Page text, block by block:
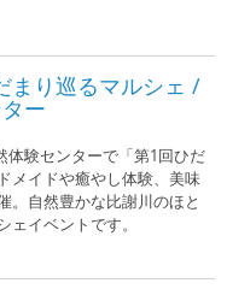
まり巡るマルシェ /
ー
体験センターで「第1回ひだ
メイドや癒やし体験、美味
。自然豊かな比謝川のほと
イベントです。